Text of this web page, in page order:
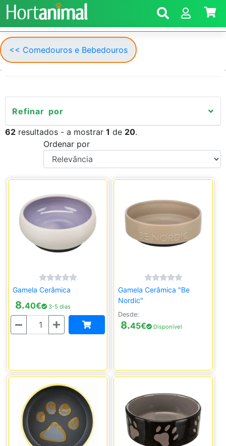
<< Comedouros e Bebedouros
Refinar por
62 resultados - a mostrar 1 de 20.
Ordenar por
Gamela Cerâmica
8.40€ 3-5 dias
Quantidade
Gamela Cerâmica "Be
Nordic"
Desde:
8.45€ Disponível